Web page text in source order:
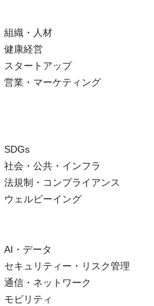
組織・人材
健康経営
スタートアップ
営業・マーケティング
SDGs
社会・公共・インフラ
法規制・コンプライアンス
ウェルビーイング
AI・データ
セキュリティー・リスク管理
通信・ネットワーク
モビリティ